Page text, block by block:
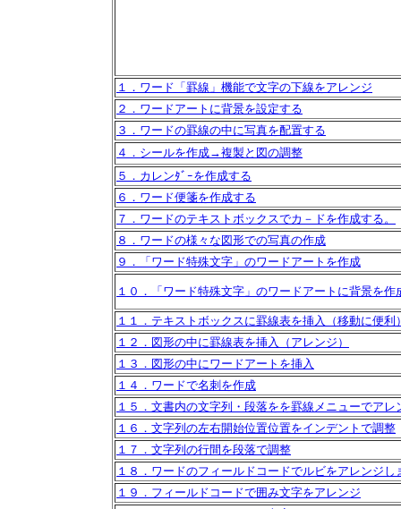
１．ワード「罫線」機能で文字の下線をアレンジ
２．ワードアートに背景を設定する
３．ワードの罫線の中に写真を配置する
４．シールを作成→複製と図の調整
５．カレンﾀﾞｰを作成する
６．ワード便箋を作成する
７．ワードのテキストボックスでカ－ドを作成する。
８．ワードの様々な図形での写真の作成
９．「ワード特殊文字」のワードアートを作成
１０．「ワード特殊文字」のワードアートに背景を作
１１．テキストボックスに罫線表を挿入（移動に便利
１２．図形の中に罫線表を挿入（アレンジ）
１３．図形の中にワードアートを挿入
１４．ワードで名刺を作成
１５．文書内の文字列・段落をを罫線メニューでアレ
１６．文字列の左右開始位置位置をインデントで調整
１７．文字列の行間を段落で調整
１８．ワードのフィールドコードでルビをアレンジし
１９．フィールドコードで囲み文字をアレンジ